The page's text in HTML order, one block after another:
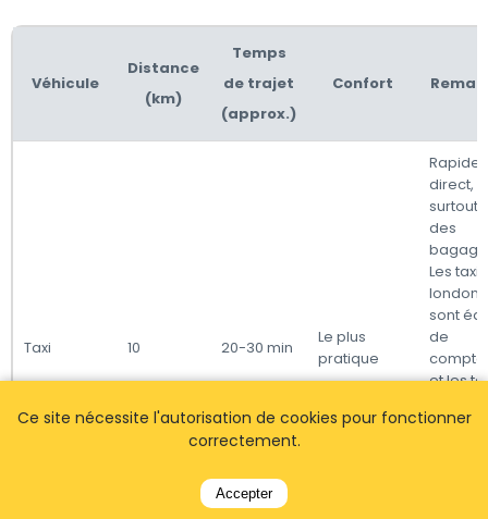
Véhicule
Distance
(km)
Temps
de trajet
(approx.)
Confort
Taxi 10 20-30 min
Le plus
pratique
Rapide
direct,
surtout
des
Les taxis
sont
de
et les
varier
Ce site nécessite l'autorisation de cookies pour fonctionner
correctement.
Accepter